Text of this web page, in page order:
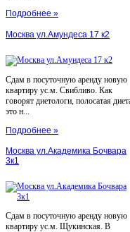
Подробнее »
Москва ул.Амундеса 17 к2
Сдам в посуточную аренду новую
квартиру ус.м. Свибливо. Как
говорят диетологи, полосатая
это н...
Подробнее »
Москва ул.Академика Бочвара
3к1
Сдам в посуточную аренду новую
квартиру ус.м. Щукинская. В